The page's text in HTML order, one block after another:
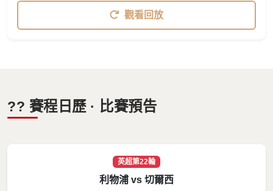
觀看回放
?? 賽程日歷 · 比賽預告
英超第22輪
利物浦 vs 切爾西